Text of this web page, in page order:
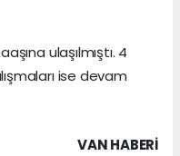
ulaşılmıştı. 4
ise devam
VAN HABERİ